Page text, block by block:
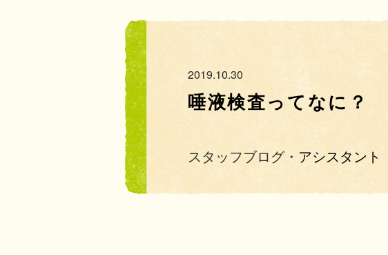
2019.10.30
唾液検査ってなに？
スタッフブログ・ アシスタン